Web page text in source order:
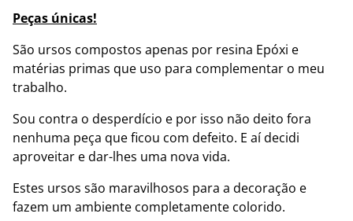
Peças únicas!
São ursos compostos apenas por resina Epóxi e
matérias primas que uso para complementar o meu
trabalho.
Sou contra o desperdício e por isso não deito fora
nenhuma peça que ficou com defeito. E aí decidi
aproveitar e dar-lhes uma nova vida.
Estes ursos são maravilhosos para a decoração e
fazem um ambiente completamente colorido.